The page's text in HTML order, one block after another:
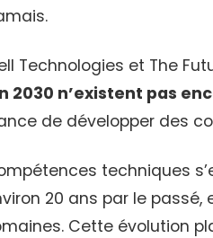
Technologies et The
2030 n’existent pas
de développer des
techniques
20 ans par le
Cette évolution